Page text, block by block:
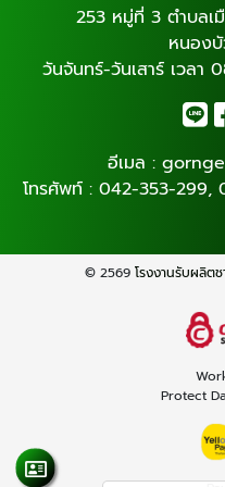
253 หมู่ที่ 3 ตำบลเ
หนอง
วันจันทร์-วันเสาร์ เวลา
อีเมล :
โทรศัพท์ : 042-353-299,
© 2569 โรงงานรับผลิต
Protect